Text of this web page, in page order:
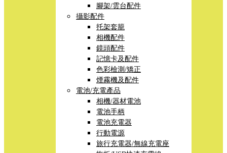
腳架/雲台配件
攝影配件
托架套籠
相機配件
鏡頭配件
記憶卡及配件
色彩檢測/矯正
煙霧機及配件
電池/充電產品
相機/器材電池
電池手柄
電池充電器
行動電源
旅行充電器/無線充電座